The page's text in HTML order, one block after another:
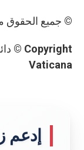
© جميع الحقوق
Vaticana
إدعم